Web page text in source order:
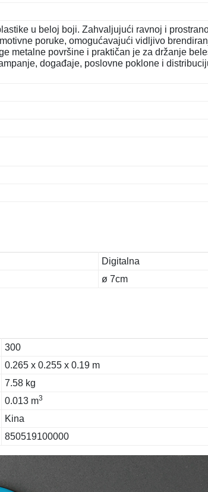
u beloj boji. Zahvaljujući ravnoj i
poruke, omogućavajući vidljivo
metalne površine i praktičan je za držanje
događaje, poslovne poklone i
Digitalna
ø 7cm
300
0.265 x 0.255 x 0.19 m
7.58 kg
0.013 m3
Kina
850519100000